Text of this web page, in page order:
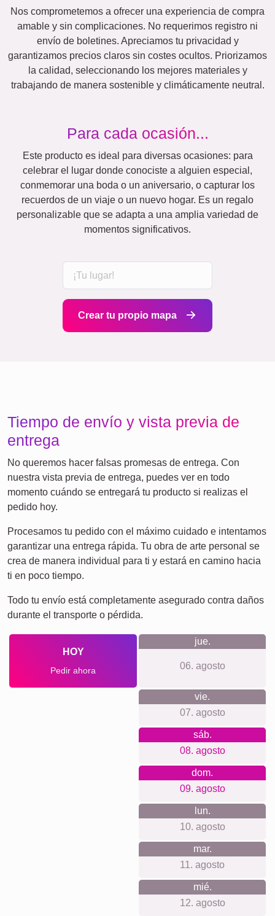
Nos comprometemos a ofrecer una experiencia de compra
amable y sin complicaciones. No requerimos registro ni
envío de boletines. Apreciamos tu privacidad y
garantizamos precios claros sin costes ocultos. Priorizamos
la calidad, seleccionando los mejores materiales y
trabajando de manera sostenible y climáticamente neutral.
Para cada ocasión...
Este producto es ideal para diversas ocasiones: para
celebrar el lugar donde conociste a alguien especial,
conmemorar una boda o un aniversario, o capturar los
recuerdos de un viaje o un nuevo hogar. Es un regalo
personalizable que se adapta a una amplia variedad de
momentos significativos.
Crear tu propio mapa
Tiempo de envío y vista previa de
entrega
No queremos hacer falsas promesas de entrega. Con
nuestra vista previa de entrega, puedes ver en todo
momento cuándo se entregará tu producto si realizas el
pedido hoy.
Procesamos tu pedido con el máximo cuidado e intentamos
garantizar una entrega rápida. Tu obra de arte personal se
crea de manera individual para ti y estará en camino hacia
ti en poco tiempo.
Todo tu envío está completamente asegurado contra daños
durante el transporte o pérdida.
HOY
Pedir ahora
jue.
06. agosto
vie.
07. agosto
sáb.
08. agosto
dom.
09. agosto
lun.
10. agosto
mar.
11. agosto
mié.
12. agosto